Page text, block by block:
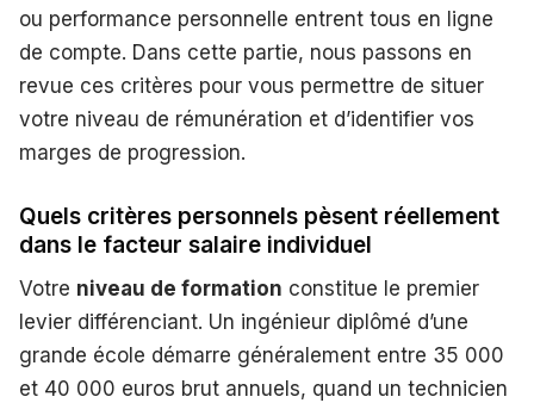
ou performance personnelle entrent tous en ligne
de compte. Dans cette partie, nous passons en
revue ces critères pour vous permettre de situer
votre niveau de rémunération et d’identifier vos
marges de progression.
Quels critères personnels pèsent réellement
dans le facteur salaire individuel
Votre niveau de formation constitue le premier
levier différenciant. Un ingénieur diplômé d’une
grande école démarre généralement entre 35 000
et 40 000 euros brut annuels, quand un technicien